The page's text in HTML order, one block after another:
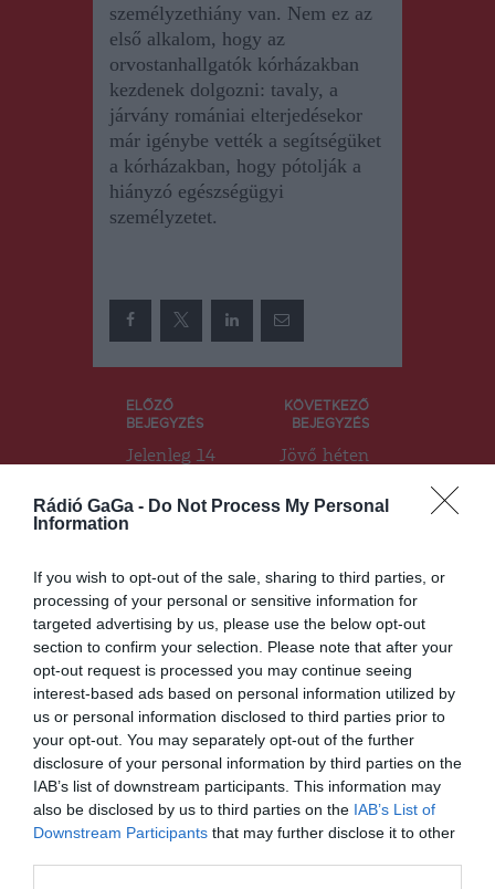
Rádió GaGa - Do Not Process My Personal
Information
If you wish to opt-out of the sale, sharing to third parties, or
processing of your personal or sensitive information for
targeted advertising by us, please use the below opt-out
section to confirm your selection. Please note that after your
opt-out request is processed you may continue seeing
interest-based ads based on personal information utilized by
us or personal information disclosed to third parties prior to
your opt-out. You may separately opt-out of the further
disclosure of your personal information by third parties on the
IAB’s list of downstream participants. This information may
also be disclosed by us to third parties on the IAB’s List of
Downstream Participants that may further disclose it to other
személyzethiány van. Nem ez az
első alkalom, hogy az
orvostanhallgatók kórházakban
kezdenek dolgozni: tavaly, a
járvány romániai elterjedésekor
már igénybe vették a segítségüket
a kórházakban, hogy pótolják a
hiányzó egészségügyi
személyzetet.
Bejegyzés
navigáció
ELŐZŐ
BEJEGYZÉS
Jelenleg 14
remdesivir
van
KÖVETKEZŐ
BEJEGYZÉS
Jövő héten
monoklonáli
s antitestet
g
Romániába
Ez is érdekelheti
HÍRLISTA
Jegyzékbe veszik a